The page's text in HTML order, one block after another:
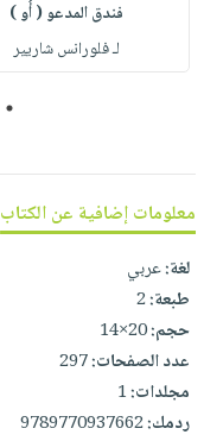
صابون
أطفال
فيديوهات
أسئلة
وفرات
انشر
كتابك
تواصل
معنا
التسوق
فندق المدعو ( أُو )
لـ فلورانس شاريير
1
معلومات إضافية عن الكتاب
لغة:عربي
طبعة:2
حجم:20×14
عدد الصفحات:297
مجلدات:1
ردمك:9789770937662